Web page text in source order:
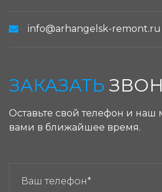
info@arhangelsk-remont.ru
ЗАКАЗАТЬ
Оставьте свой телефон и наш
вами в ближайшее время.